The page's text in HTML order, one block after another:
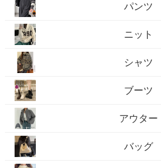
パンツ
ニット
シャツ
ブーツ
アウター
バッグ